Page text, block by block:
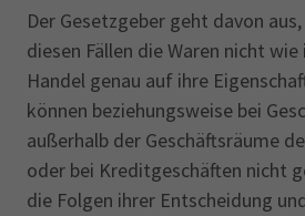
Der Gesetzgeber geht davon
diesen Fällen die Waren nicht
Handel genau auf ihre
können beziehungsweise bei
außerhalb der Geschäftsräume
oder bei Kreditgeschäften nicht
die Folgen ihrer Entscheidung